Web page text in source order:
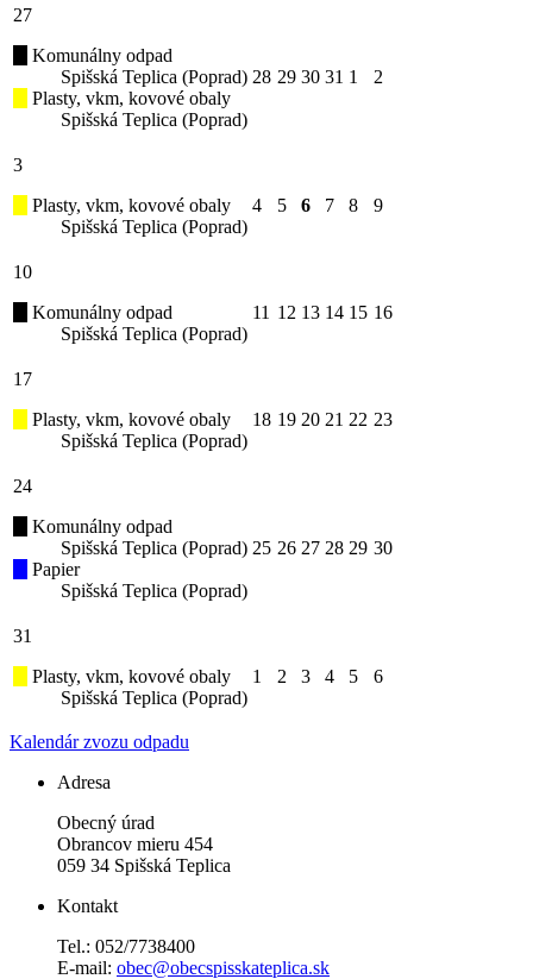
27
Komunálny odpad
Spišská Teplica (Poprad)
Plasty, vkm, kovové obaly
Spišská Teplica (Poprad)
28 29 30 31 1 2
3
Plasty, vkm, kovové obaly
Spišská Teplica (Poprad)
4 5 6 7 8 9
10
Komunálny odpad
Spišská Teplica (Poprad)
11 12 13 14 15 16
17
Plasty, vkm, kovové obaly
Spišská Teplica (Poprad)
18 19 20 21 22 23
24
Komunálny odpad
Spišská Teplica (Poprad)
Papier
Spišská Teplica (Poprad)
25 26 27 28 29 30
31
Plasty, vkm, kovové obaly
Spišská Teplica (Poprad)
1 2 3 4 5 6
Kalendár zvozu odpadu
Adresa
Obecný úrad
Obrancov mieru 454
059 34 Spišská Teplica
Kontakt
Tel.: 052/7738400
E-mail: obec@obecspisskateplica.sk